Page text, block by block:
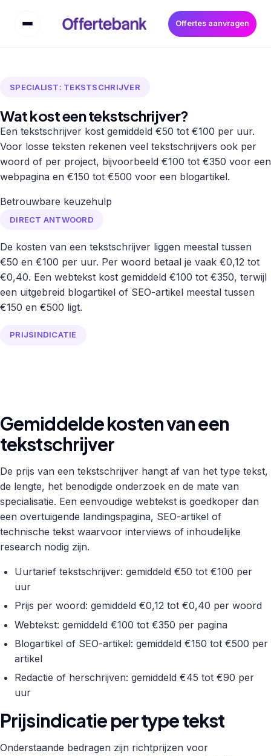
Offertes aanvragen
SPECIALIST: TEKSTSCHRIJVER
Wat kost een tekstschrijver?
Een tekstschrijver kost gemiddeld €50 tot €100 per uur.
Voor losse teksten rekenen veel tekstschrijvers ook per
woord of per project, bijvoorbeeld €100 tot €350 voor een
webpagina en €150 tot €500 voor een blogartikel.
Betrouwbare keuzehulp
DIRECT ANTWOORD
De kosten van een tekstschrijver liggen meestal tussen
€50 en €100 per uur. Per woord betaal je vaak €0,12 tot
€0,40. Een webtekst kost gemiddeld €100 tot €350, terwijl
een uitgebreid blogartikel of SEO-artikel meestal tussen
€150 en €500 ligt.
PRIJSINDICATIE
Gemiddelde kosten van een
tekstschrijver
De prijs van een tekstschrijver hangt af van het type tekst,
de lengte, het benodigde onderzoek en de mate van
specialisatie. Een eenvoudige webtekst is goedkoper dan
een overtuigende landingspagina, SEO-artikel of
technische tekst waarvoor interviews of inhoudelijke
research nodig zijn.
Uurtarief tekstschrijver: gemiddeld €50 tot €100 per
uur
Prijs per woord: gemiddeld €0,12 tot €0,40 per woord
Webtekst: gemiddeld €100 tot €350 per pagina
Blogartikel of SEO-artikel: gemiddeld €150 tot €500 per
artikel
Redactie of herschrijven: gemiddeld €45 tot €90 per
uur
Prijsindicatie per type tekst
Onderstaande bedragen zijn richtprijzen voor